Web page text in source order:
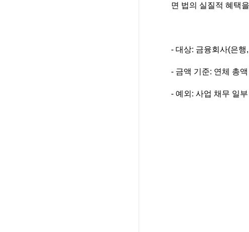
면 법의 실질적 혜택
- 대상: 금융회사(은행
- 금액 기준: 연체 총
- 예외: 사업 채무 일